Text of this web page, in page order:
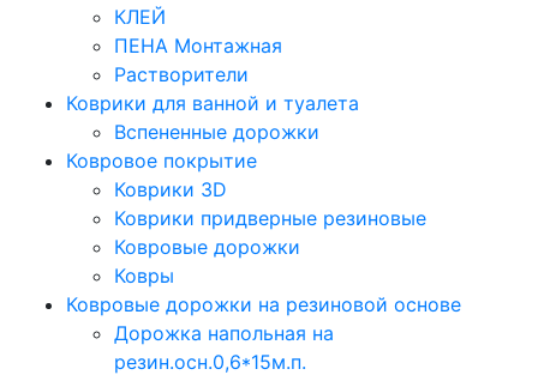
КЛЕЙ
ПЕНА Монтажная
Растворители
Коврики для ванной и туалета
Вспененные дорожки
Ковровое покрытие
Коврики 3D
Коврики придверные резиновые
Ковровые дорожки
Ковры
Ковровые дорожки на резиновой основе
Дорожка напольная на
резин.осн.0,6*15м.п.